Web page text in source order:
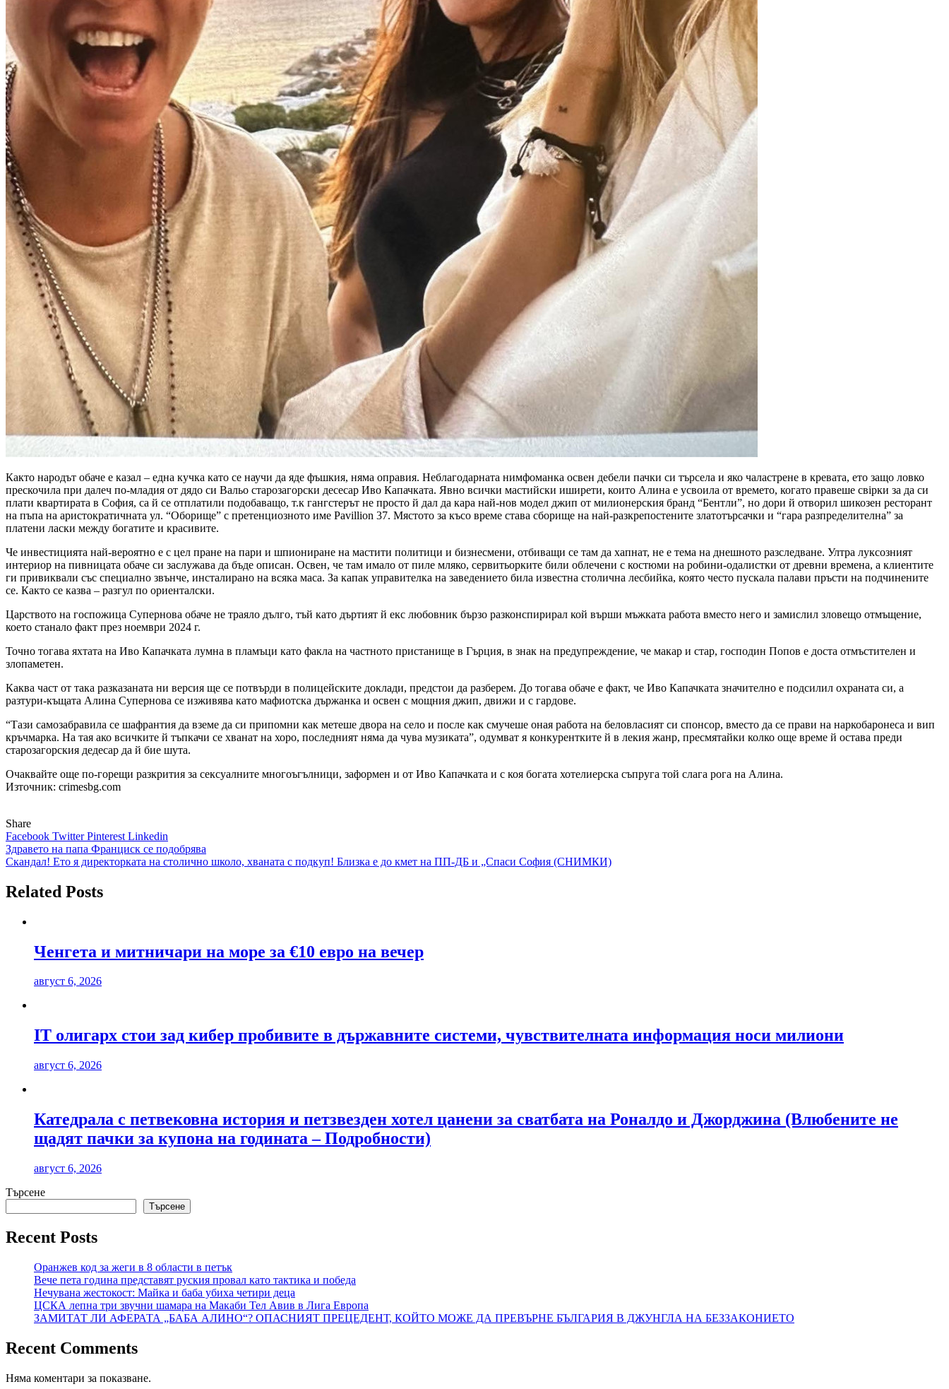
Както народът обаче е казал – една кучка като се научи да яде фъшкия, няма оправия. Неблагодарната нимфоманка освен дебели пачки си търсела и яко чаластрене в кревата, ето защо ловко
прескочила при далеч по-младия от дядо си Вальо старозагорски десесар Иво Капачката. Явно всички мастийски иширети, които Алина е усвоила от времето, когато правеше свiрки за да си
плати квартирата в София, са й се отплатили подобаващо, т.к гангстерът не просто й дал да кара най-нов модел джип от милионерския бранд “Бентли”, но дори й отворил шикозен ресторант
на пъпа на аристократичната ул. “Оборище” с претенциозното име Pavillion 37. Мястото за късо време става сборище на най-разкрепостените златотърсачки и “гара разпределителна” за
платени ласки между богатите и красивите.
Че инвестицията най-вероятно е с цел пране на пари и шпиониране на мастити политици и бизнесмени, отбиващи се там да хапнат, не е тема на днешното разследване. Ултра луксозният
интериор на пивницата обаче си заслужава да бъде описан. Освен, че там имало от пиле мляко, сервитьорките били облечени с костюми на робини-одалистки от древни времена, а клиентите
ги привиквали със специално звънче, инсталирано на всяка маса. За капак управителка на заведението била известна столична лесбийка, която често пускала палави пръсти на подчинените
се. Както се казва – разгул по ориенталски.
Царството на госпожица Супернова обаче не траяло дълго, тъй като дъртият й екс любовник бързо разконспирирал кой върши мъжката работа вместо него и замислил зловещо отмъщение,
което станало факт през ноември 2024 г.
Точно тогава яхтата на Иво Капачката лумна в пламъци като факла на частното пристанище в Гърция, в знак на предупреждение, че макар и стар, господин Попов е доста отмъстителен и
злопаметен.
Каква част от така разказаната ни версия ще се потвърди в полицейските доклади, предстои да разберем. До тогава обаче е факт, че Иво Капачката значително е подсилил охраната си, а
разтури-къщата Алина Супернова се изживява като мафиотска държанка и освен с мощния джип, движи и с гардове.
“Тази самозабравила се шафрантия да вземе да си припомни как метеше двора на село и после как смучеше оная работа на беловласият си спонсор, вместо да се прави на наркобаронеса и вип
кръчмарка. На тая ако всичките й тъпкачи се хванат на хоро, последният няма да чува музиката”, одумват я конкурентките й в лекия жанр, пресмятайки колко още време й остава преди
старозагорския дедесар да й бие шута.
Очаквайте още по-горещи разкрития за сексуалните многоъгълници, заформен и от Иво Капачката и с коя богата хотелиерска съпруга той слага рога на Алина.
Източник: crimesbg.com
Share
Facebook TwitterPinterest Linkedin
Навигация
Здравето на папа Франциск се подобрява
Скандал! Ето я директорката на столично школо, хваната с подкуп! Близка е до кмет на ПП-ДБ и „Спаси София (СНИМКИ)
Related Posts
Ченгета и митничари на море за €10 евро на вечер
август 6, 2026
IT олигарх стои зад кибер пробивите в държавните системи, чувствителната информация носи милиони
август 6, 2026
Катедрала с петвековна история и петзвезден хотел цанени за сватбата на Роналдо и Джорджина (Влюбените не
щадят пачки за купона на годината – Подробности)
август 6, 2026
Търсене
Търсене
Recent Posts
Оранжев код за жеги в 8 области в петък
Вече пета година представят руския провал като тактика и победа
Нечувана жестокост: Майка и баба убиха четири деца
ЦСКА лепна три звучни шамара на Макаби Тел Авив в Лига Европа
ЗАМИТАТ ЛИ АФЕРАТА „БАБА АЛИНО“? ОПАСНИЯТ ПРЕЦЕДЕНТ, КОЙТО МОЖЕ ДА ПРЕВЪРНЕ БЪЛГАРИЯ В ДЖУНГЛА НА БЕЗЗАКОНИЕТО
Recent Comments
Няма коментари за показване.